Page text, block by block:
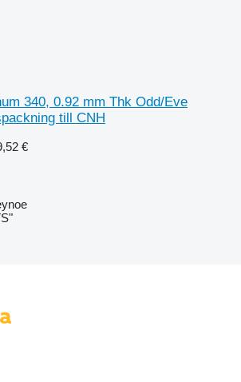
340, 0.92 mm Thk Odd/Eve
till CNH
€